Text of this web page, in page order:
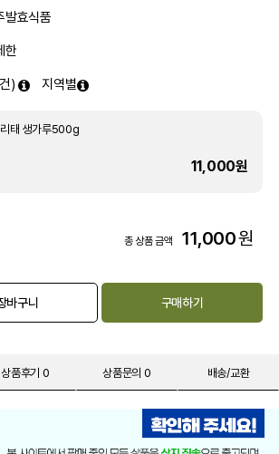
발효식품
한
) 지역별
태 생가루500g
11,000원
총 상품 금액 11,000원
바구니 구매하기
상품후기 0 상품문의 0 배송/교환